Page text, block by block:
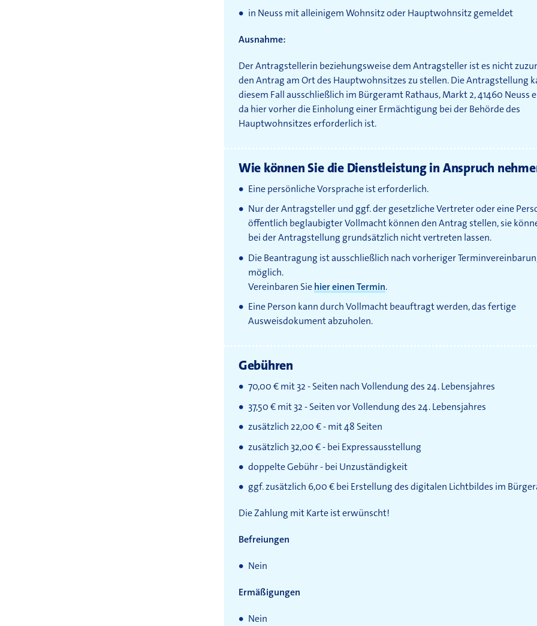
in Neuss mit alleinigem Wohnsitz oder Hauptwohnsitz gemeldet
Ausnahme:
Der Antragstellerin beziehungsweise dem Antragsteller ist es nicht
den Antrag am Ort des Hauptwohnsitzes zu stellen. Die Antragstellung
diesem Fall ausschließlich im Bürgeramt Rathaus, Markt 2, 41460 Neuss
da hier vorher die Einholung einer Ermächtigung bei der Behörde des
Hauptwohnsitzes erforderlich ist.
Wie können Sie die Dienstleistung in Anspruch
Eine persönliche Vorsprache ist erforderlich.
Nur der Antragsteller und ggf. der gesetzliche Vertreter oder eine
öffentlich beglaubigter Vollmacht können den Antrag stellen, sie
bei der Antragstellung grundsätzlich nicht vertreten lassen.
Die Beantragung ist ausschließlich nach vorheriger
möglich.
Vereinbaren Siehier einen Termin.
Eine Person kann durch Vollmacht beauftragt werden, das fertige
Ausweisdokument abzuholen.
Gebühren
70,00 € mit 32 - Seiten nach Vollendung des 24. Lebensjahres
37,50 € mit 32 - Seiten vor Vollendung des 24. Lebensjahres
zusätzlich 22,00 € - mit 48 Seiten
zusätzlich 32,00 € - bei Expressausstellung
doppelte Gebühr - bei Unzuständigkeit
ggf. zusätzlich 6,00 € bei Erstellung des digitalen Lichtbildes im
Die Zahlung mit Karte ist erwünscht!
Befreiungen
Nein
Ermäßigungen
Nein